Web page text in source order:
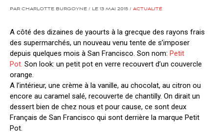
PAR CHARLOTTE BURGOYNE / LE 13 MAI 2015 / ACTUALITÉ
A côté des dizaines de yaourts à la grecque des rayons frais
des supermarchés, un nouveau venu tente de s’imposer
depuis quelques mois à San Francisco. Son nom: Petit
Pot. Son look: un petit pot en verre recouvert d’un couvercle
orange.
A l’intérieur, une crème à la vanille, au chocolat, au citron ou
encore au caramel salé, recouverte de chantilly. On dirait un
dessert bien de chez nous et pour cause, ce sont deux
Français de San Francisco qui sont derrière la marque Petit
Pot.